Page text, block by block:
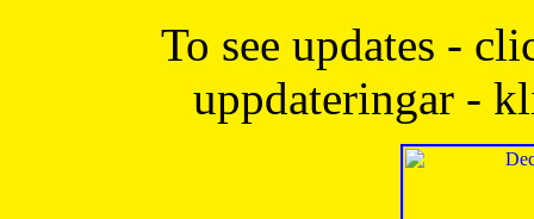
To see updates -
uppdateringar -